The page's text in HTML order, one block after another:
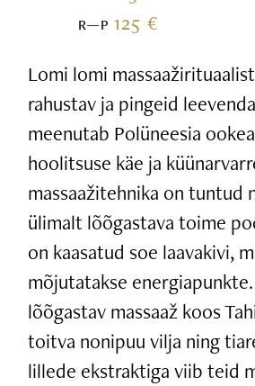
R—P125 €
Lomi lomi
rahustav ja pingeid
meenutab Polüneesia
hoolitsuse käe ja
massaažitehnika on tuntud
ülimalt lõõgastava toime
on kaasatud soe laavakivi,
mõjutatakse
lõõgastav massaaž koos
toitva nonipuu vilja ning
lillede ekstraktiga viib teid